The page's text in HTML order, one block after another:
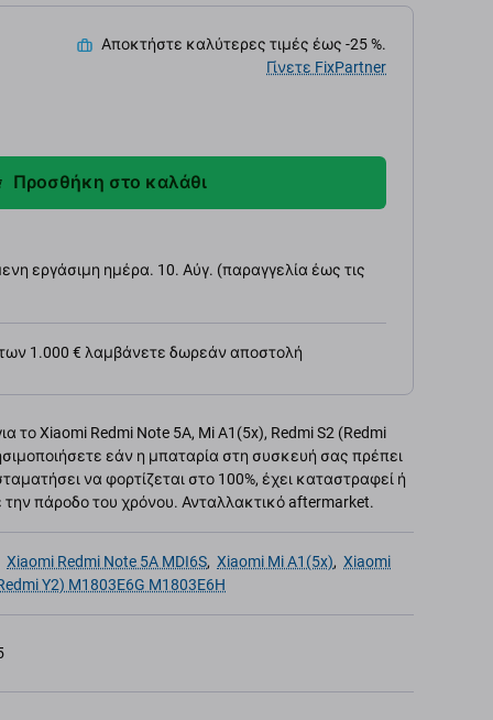
Αποκτήστε καλύτερες τιμές έως -25 %.
Γίνετε FixPartner
Προσθήκη στο καλάθι
εργάσιμη ημέρα. 10. Αύγ. (παραγγελία έως τις
1.000 € λαμβάνετε δωρεάν αποστολή
το Xiaomi Redmi Note 5A, Mi A1(5x), Redmi S2 (Redmi
εάν η μπαταρία στη συσκευή σας πρέπει
να φορτίζεται στο 100%, έχει καταστραφεί ή
πάροδο του χρόνου. Ανταλλακτικό aftermarket.
Xiaomi Redmi Note 5A MDI6S, Xiaomi Mi A1(5x), Xiaomi
Y2) M1803E6G M1803E6H